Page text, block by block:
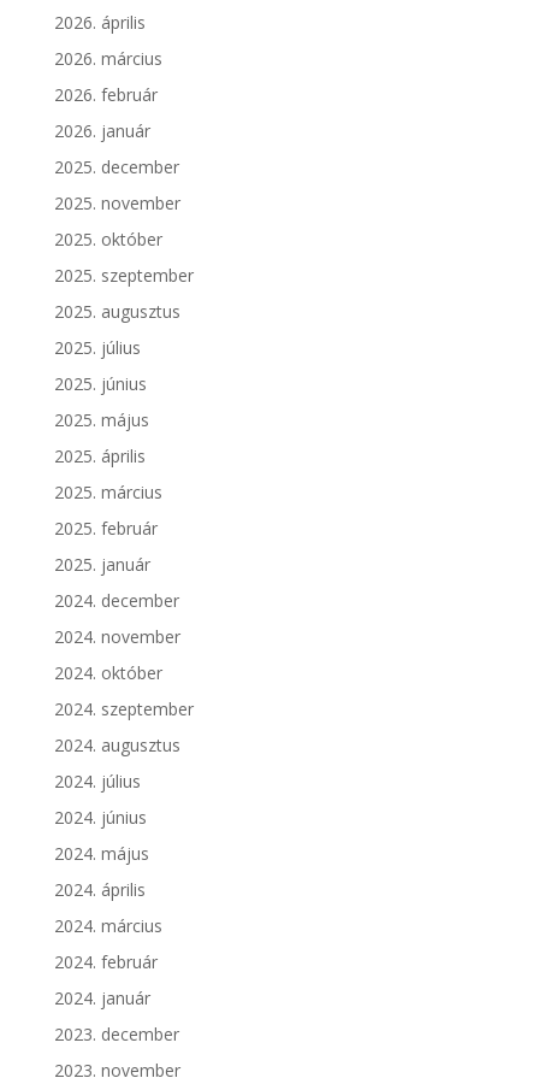
2026. április
2026. március
2026. február
2026. január
2025. december
2025. november
2025. október
2025. szeptember
2025. augusztus
2025. július
2025. június
2025. május
2025. április
2025. március
2025. február
2025. január
2024. december
2024. november
2024. október
2024. szeptember
2024. augusztus
2024. július
2024. június
2024. május
2024. április
2024. március
2024. február
2024. január
2023. december
2023. november